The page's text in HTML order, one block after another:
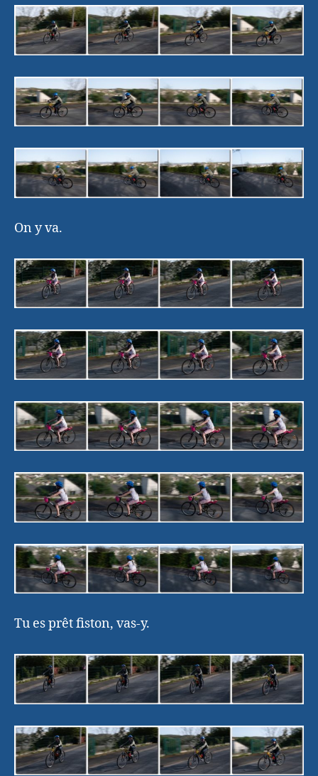
On y va.
Tu es prêt fiston, vas-y.